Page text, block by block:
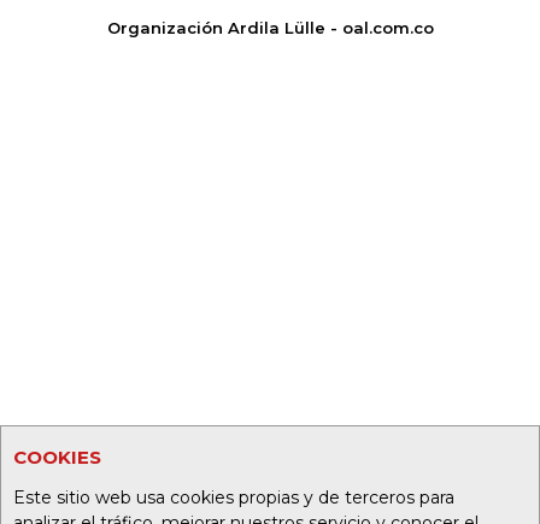
COOKIES
Este sitio web usa cookies propias y de terceros para
Organización Ardila Lülle - oal.com.co